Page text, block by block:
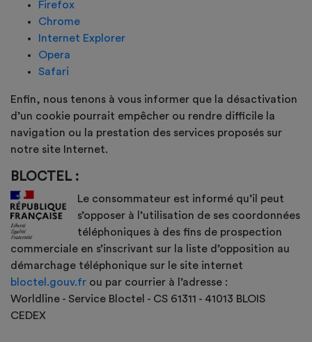
Firefox
Chrome
Internet Explorer
Opera
Safari
Enfin, nous tenons à vous informer que la désactivation
d’un cookie pourrait empêcher ou rendre difficile la
navigation ou la prestation des services proposés sur
notre site Internet.
BLOCTEL :
Le consommateur est informé qu’il peut
s’opposer à l’utilisation de ses coordonnées
téléphoniques à des fins de prospection
commerciale en s’inscrivant sur la liste d’opposition au
démarchage téléphonique sur le site internet
bloctel.gouv.fr ou par courrier à l’adresse :
Worldline - Service Bloctel - CS 61311 - 41013 BLOIS
CEDEX